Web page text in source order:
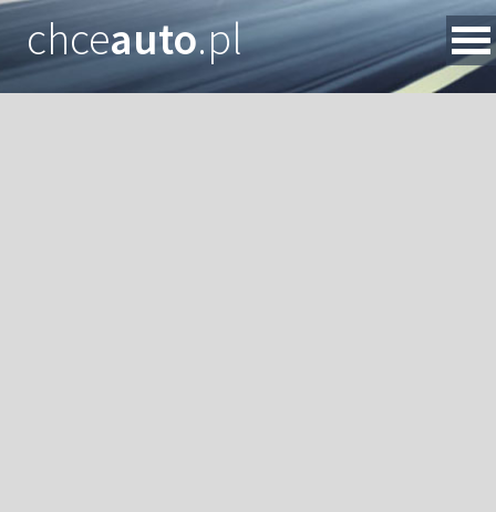
chceauto.pl